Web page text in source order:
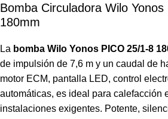
Bomba Circuladora Wilo
180mm
La bomba Wilo Yonos PICO 25/1-8
de impulsión de 7,6 m y un caudal de
motor ECM, pantalla LED, control
automáticas, es ideal para calefacción
instalaciones exigentes. Potente,